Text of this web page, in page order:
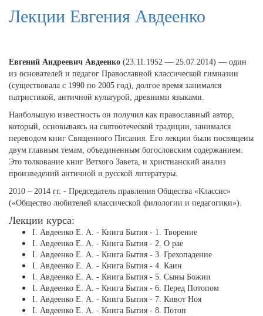
Лекции Евгения Авдеенко
Евгений Андреевич Авдеенко (23.11.1952 — 25.07.2014) — один
из основателей и педагог Православной классической гимназии
(существовала с 1990 по 2005 год), долгое время занимался
патристикой, античной культурой, древними языками.
Наибольшую известность он получил как православный автор,
который, основываясь на святоотеческой традиции, занимался
переводом книг Священного Писания. Его лекции были посвящены
двум главным темам, объединенным богословским содержанием.
Это толкование книг Ветхого Завета, и христианский анализ
произведений античной и русской литературы.
2010 – 2014 гг. - Председатель правления Общества «Классис»
(«Общество любителей классической филологии и педагогики»).
Лекции курса:
І. Авдеенко Е. А. - Книга Бытия - 1. Творение
І. Авдеенко Е. А. - Книга Бытия - 2. О рае
І. Авдеенко Е. А. - Книга Бытия - 3. Грехопадение
І. Авдеенко Е. А. - Книга Бытия - 4. Каин
І. Авдеенко Е. А. - Книга Бытия - 5. Сыны Божии
І. Авдеенко Е. А. - Книга Бытия - 6. Перед Потопом
І. Авдеенко Е. А. - Книга Бытия - 7. Кивот Ноя
І. Авдеенко Е. А. - Книга Бытия - 8. Потоп